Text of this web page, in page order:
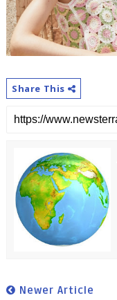
Share This
Newer Article